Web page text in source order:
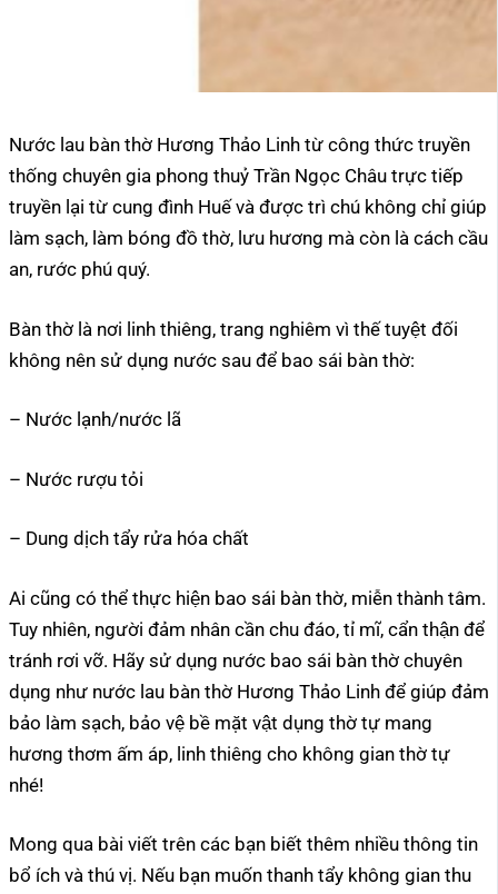
Nước lau bàn thờ Hương Thảo Linh từ công thức truyền
thống chuyên gia phong thuỷ Trần Ngọc Châu trực tiếp
truyền lại từ cung đình Huế và được trì chú không chỉ giúp
làm sạch, làm bóng đồ thờ, lưu hương mà còn là cách cầu
an, rước phú quý.
Bàn thờ là nơi linh thiêng, trang nghiêm vì thế tuyệt đối
không nên sử dụng nước sau để bao sái bàn thờ:
– Nước lạnh/nước lã
– Nước rượu tỏi
– Dung dịch tẩy rửa hóa chất
Ai cũng có thể thực hiện bao sái bàn thờ, miễn thành tâm.
Tuy nhiên, người đảm nhân cần chu đáo, tỉ mĩ, cẩn thận để
tránh rơi vỡ. Hãy sử dụng nước bao sái bàn thờ chuyên
dụng như nước lau bàn thờ Hương Thảo Linh để giúp đảm
bảo làm sạch, bảo vệ bề mặt vật dụng thờ tự mang
hương thơm ấm áp, linh thiêng cho không gian thờ tự
nhé!
Mong qua bài viết trên các bạn biết thêm nhiều thông tin
bổ ích và thú vị. Nếu bạn muốn thanh tẩy không gian thu